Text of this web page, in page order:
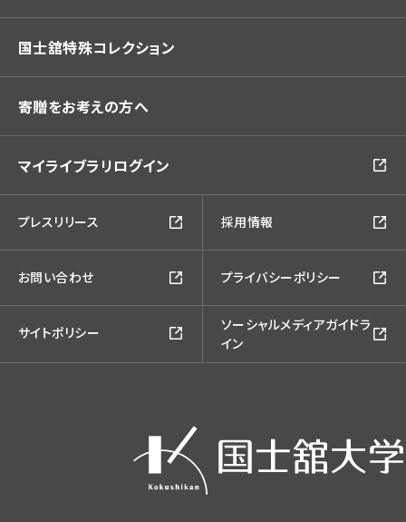
国士舘特殊コレクション
寄贈をお考えの方へ
マイライブラリログイン
プレスリリース 採用情報
お問い合わせ プライバシーポリシー
サイトポリシー
ソーシャルメディアガイドラ
イン